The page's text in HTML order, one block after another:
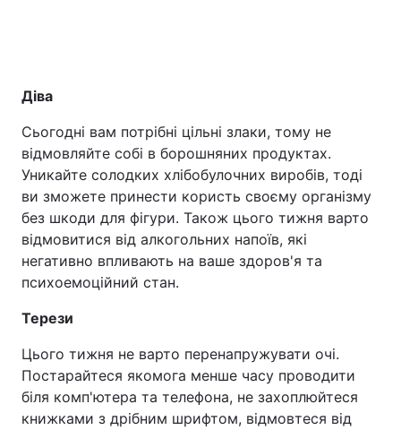
Діва
Сьогодні вам потрібні цільні злаки, тому не
відмовляйте собі в борошняних продуктах.
Уникайте солодких хлібобулочних виробів, тоді
ви зможете принести користь своєму організму
без шкоди для фігури. Також цього тижня варто
відмовитися від алкогольних напоїв, які
негативно впливають на ваше здоров'я та
психоемоційний стан.
Терези
Цього тижня не варто перенапружувати очі.
Постарайтеся якомога менше часу проводити
біля комп'ютера та телефона, не захоплюйтеся
книжками з дрібним шрифтом, відмовтеся від